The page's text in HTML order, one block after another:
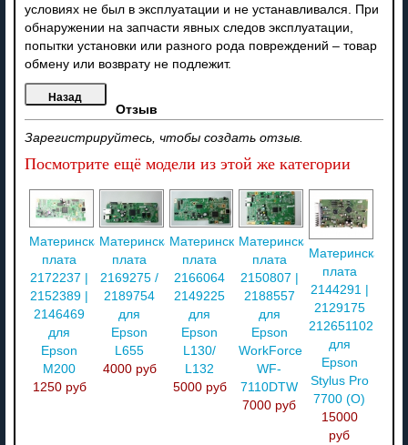
условиях не был в эксплуатации и не устанавливался. При
обнаружении на запчасти явных следов эксплуатации,
попытки установки или разного рода повреждений – товар
обмену или возврату не подлежит.
Отзыв
Зарегистрируйтесь, чтобы создать отзыв.
Посмотрите ещё модели из этой же категории
Материнская
плата
2172237 |
2152389 |
2146469
для
Epson
M200
1250 руб
Материнская
плата
2169275 /
2189754
для
Epson
L655
4000 руб
Материнская
плата
2166064
2149225
для
Epson
L130/
L132
5000 руб
Материнская
плата
2150807 |
2188557
для
Epson
WorkForce
WF-
7110DTW
7000 руб
Материнская
плата
2144291 |
2129175
212651102
для
Epson
Stylus Pro
7700 (О)
15000
руб